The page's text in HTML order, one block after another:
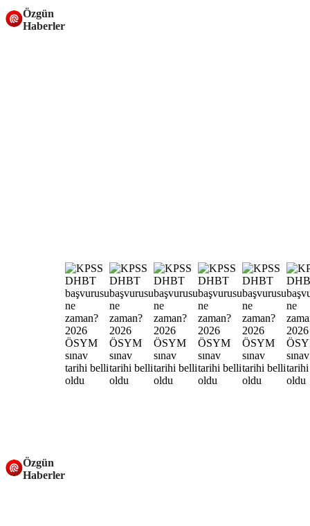
Özgün
Haberler
Özgün
Haberler